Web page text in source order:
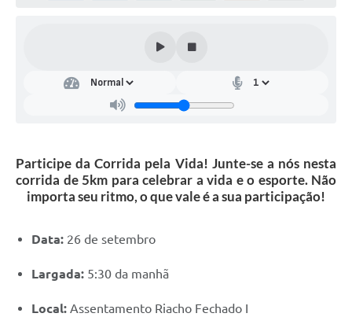
Participe da Corrida pela Vida! Junte-se a nós nesta
corrida de 5km para celebrar a vida e o esporte. Não
importa seu ritmo, o que vale é a sua participação!
Data: 26 de setembro
Largada: 5:30 da manhã
Local: Assentamento Riacho Fechado I